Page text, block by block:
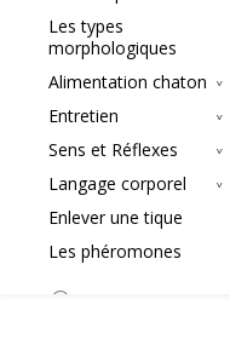
Les types
morphologiques
Alimentation chaton
Entretien
Sens et Réflexes
Langage corporel
Enlever une tique
Les phéromones